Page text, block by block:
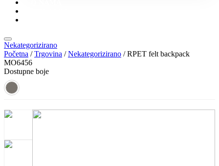
Nekategorizirano
Početna /Trgovina /Nekategorizirano / RPET felt backpack
MO6456
Dostupne boje